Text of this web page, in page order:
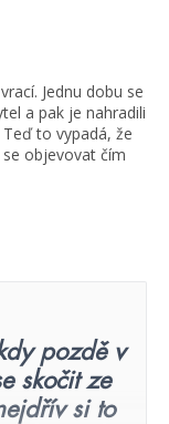
Jednu dobu se
a pak je nahradili
to vypadá, že
objevovat čím
pozdě v
skočit ze
si to